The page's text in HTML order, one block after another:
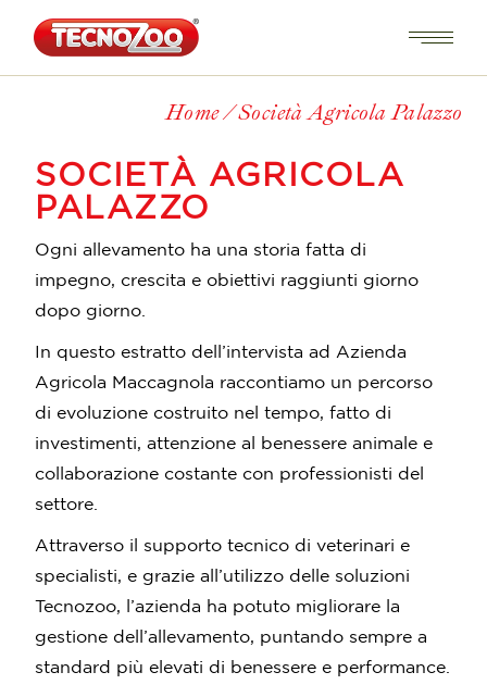
Home Società Agricola Palazzo
SOCIETÀ AGRICOLA
PALAZZO
Ogni allevamento ha una storia fatta di
impegno, crescita e obiettivi raggiunti giorno
dopo giorno.
In questo estratto dell’intervista ad Azienda
Agricola Maccagnola raccontiamo un percorso
di evoluzione costruito nel tempo, fatto di
investimenti, attenzione al benessere animale e
collaborazione costante con professionisti del
settore.
Attraverso il supporto tecnico di veterinari e
specialisti, e grazie all’utilizzo delle soluzioni
Tecnozoo, l’azienda ha potuto migliorare la
gestione dell’allevamento, puntando sempre a
standard più elevati di benessere e performance.